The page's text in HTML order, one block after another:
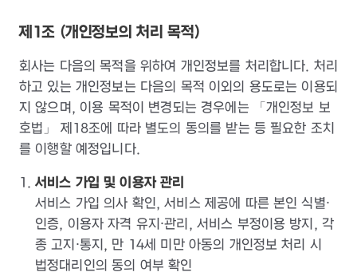
제1조 (개인정보의 처리 목적)
회사는 다음의 목적을 위하여 개인정보를 처리합니다. 처리
하고 있는 개인정보는 다음의 목적 이외의 용도로는 이용되
지 않으며, 이용 목적이 변경되는 경우에는 「개인정보 보
호법」 제18조에 따라 별도의 동의를 받는 등 필요한 조치
를 이행할 예정입니다.
서비스 가입 및 이용자 관리
서비스 가입 의사 확인, 서비스 제공에 따른 본인 식별·
인증, 이용자 자격 유지·관리, 서비스 부정이용 방지, 각
종 고지·통지, 만 14세 미만 아동의 개인정보 처리 시
법정대리인의 동의 여부 확인